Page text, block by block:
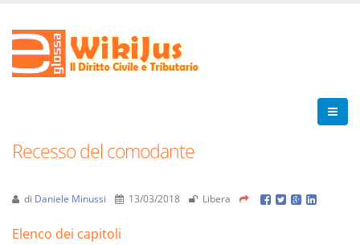
Recesso del comodante
di Daniele Minussi 13/03/2018 Libera
Elenco dei capitoli